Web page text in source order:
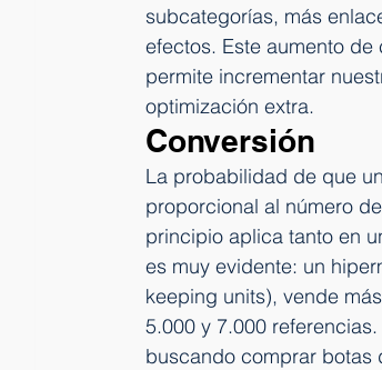
subcategorías, más
efectos. Este aumento
permite incrementar
optimización extra.
Conversión
La probabilidad de que
proporcional al número
principio aplica tanto en
es muy evidente: un
keeping units), vende
5.000 y 7.000
buscando comprar botas